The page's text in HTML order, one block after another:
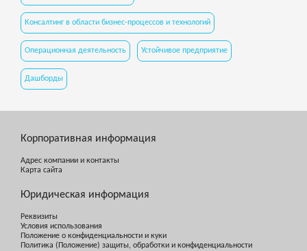
Консалтинг в области бизнес-процессов и технологий
Операционная деятельность Устойчивое предприятие
Дашборды
Корпоративная информация
Адрес компании и контакты
Карта сайта
Юридическая информация
Реквизиты
Условия использования
Положение о конфиденциальности и куки
Политика (Положение) защиты, обработки и конфиденциальности